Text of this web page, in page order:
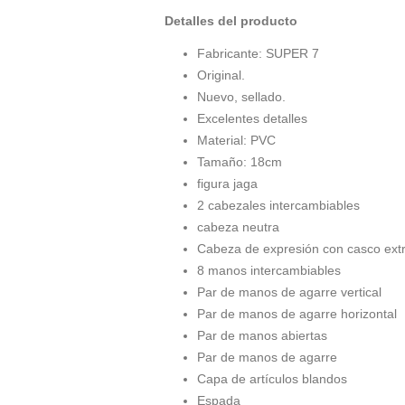
Detalles del producto
Fabricante: SUPER 7
Original.
Nuevo, sellado.
Excelentes detalles
Material: PVC
Tamaño: 18cm
figura jaga
2 cabezales intercambiables
cabeza neutra
Cabeza de expresión con casco
8 manos intercambiables
Par de manos de agarre vertical
Par de manos de agarre horizontal
Par de manos abiertas
Par de manos de agarre
Capa de artículos blandos
Espada